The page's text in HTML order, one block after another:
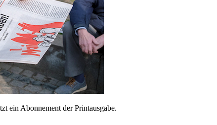
ein Abonnement der Printausgabe.